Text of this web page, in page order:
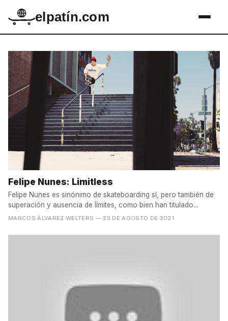
elpatín.com
Felipe Nunes: Limitless
Felipe Nunes es sinónimo de skateboarding sí, pero también de
superación y ausencia de límites, como bien han titulado...
MARCOS ÁLVAREZ WELTERS — 23 DE AGOSTO DE 2021